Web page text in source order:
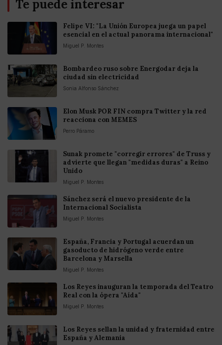
Te puede interesar
Felipe VI: "La Unión Europea juega un papel
esencial en el actual panorama internacional"
Miguel P. Montes
Bombardeo ruso sobre Energodar deja la
ciudad sin electricidad
Sonia Alfonso Sánchez
Elon Musk POR FIN compra Twitter y la red
reacciona con MEMES
Perro Páramo
Sunak promete "corregir errores" de Truss y
advierte que llegan "medidas duras" a Reino
Unido
Miguel P. Montes
Sánchez será el nuevo presidente de la
Internacional Socialista
Miguel P. Montes
España, Francia y Portugal acuerdan un
gasoducto de hidrógeno verde entre
Barcelona y Marsella
Miguel P. Montes
Los Reyes inauguran la temporada del Teatro
Real con la ópera "Aída"
Miguel P. Montes
Los Reyes sellan la unidad y fraternidad entre
España y Alemania